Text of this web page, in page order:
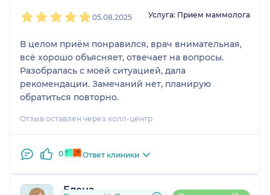
05.08.2025 Услуга: Прием маммолога
В целом приём понравился, врач внимательная,
всё хорошо объясняет, отвечает на вопросы.
Разобралась с моей ситуацией, дала
рекомендации. Замечаний нет, планирую
обратиться повторно.
Отзыв оставлен через колл-центр
0 Ответ клиники
Елена